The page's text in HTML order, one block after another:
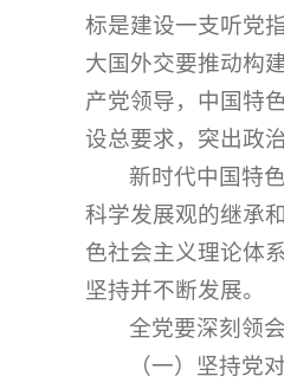
标是建设一支听党
大国外交要推动构
产党领导，中国特
设总要求，突出政
新时代中国特
科学发展观的继承
色社会主义理论体
坚持并不断发展。
全党要深刻领
（一）坚持党